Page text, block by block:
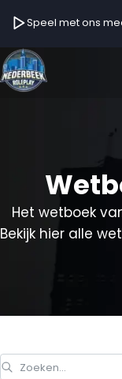
Speel met ons
Het wetboek
Bekijk hier alle
Zoeken…